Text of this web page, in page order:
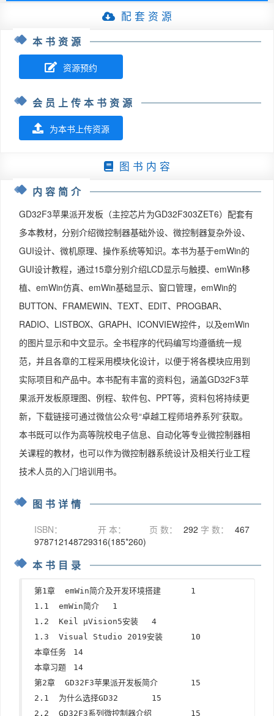
配 套 资 源
本书资源
资源预约
会员上传本书资源
为本书上传资源
图 书 内 容
内容简介
GD32F3苹果派开发板（主控芯片为GD32F303ZET6）配套有
多本教材，分别介绍微控制器基础外设、微控制器复杂外设、
GUI设计、微机原理、操作系统等知识。本书为基于emWin的
GUI设计教程，通过15章分别介绍LCD显示与触摸、emWin移
植、emWin仿真、emWin基础显示、窗口管理，emWin的
BUTTON、FRAMEWIN、TEXT、EDIT、PROGBAR、
RADIO、LISTBOX、GRAPH、ICONVIEW控件，以及emWin
的图片显示和中文显示。全书程序的代码编写均遵循统一规
范，并且各章的工程采用模块化设计，以便于将各模块应用到
实际项目和产品中。本书配有丰富的资料包，涵盖GD32F3苹
果派开发板原理图、例程、软件包、PPT等，资料包将持续更
新，下载链接可通过微信公众号“卓越工程师培养系列”获取。
本书既可以作为高等院校电子信息、自动化等专业微控制器相
关课程的教材，也可以作为微控制器系统设计及相关行业工程
技术人员的入门培训用书。
图书详情
ISBN：
9787121487293
开 本：
16(185*260)
页 数： 292 字 数： 467
本书目录
第1章  emWin简介及开发环境搭建	1
1.1  emWin简介	1
1.2  Keil μVision5安装	4
1.3  Visual Studio 2019安装	10
本章任务	14
本章习题	14
第2章  GD32F3苹果派开发板简介	15
2.1  为什么选择GD32	15
2.2  GD32F3系列微控制器介绍	15